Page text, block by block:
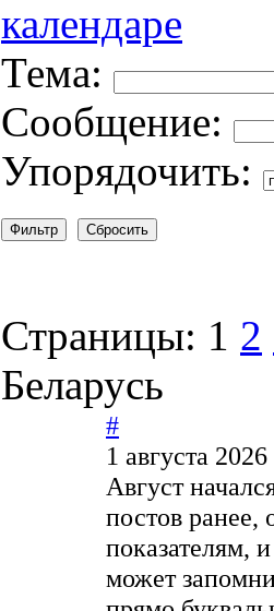
Тема:
Сообщение:
Упорядочить:
Страницы: 1 2
Беларусь
#
1 августа
Август
постов
показателям,
может